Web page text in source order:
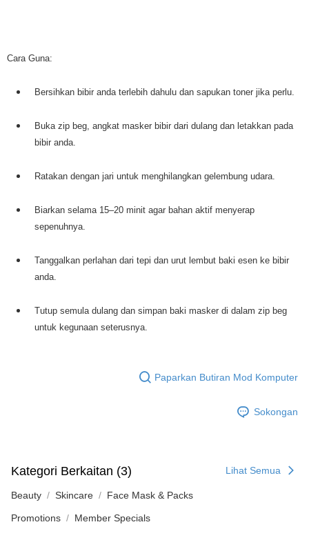
Cara Guna:
Bersihkan bibir anda terlebih dahulu dan sapukan toner jika perlu.
Buka zip beg, angkat masker bibir dari dulang dan letakkan pada
bibir anda.
Ratakan dengan jari untuk menghilangkan gelembung udara.
Biarkan selama 15–20 minit agar bahan aktif menyerap
sepenuhnya.
Tanggalkan perlahan dari tepi dan urut lembut baki esen ke bibir
anda.
Tutup semula dulang dan simpan baki masker di dalam zip beg
untuk kegunaan seterusnya.
Paparkan Butiran Mod Komputer
Sokongan
Kategori Berkaitan (3) Lihat Semua
Beauty Skincare Face Mask & Packs
Promotions Member Specials